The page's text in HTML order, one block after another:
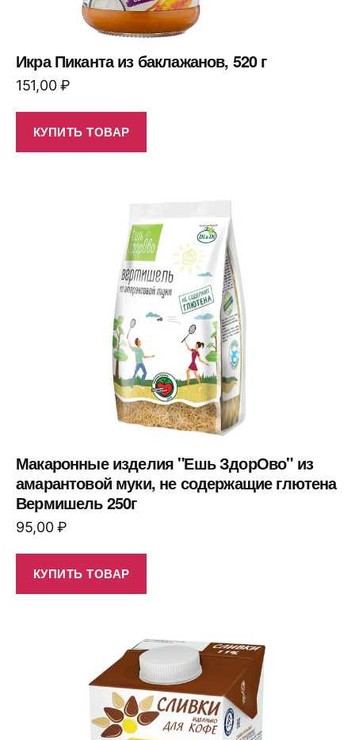
Икра Пиканта из баклажанов, 520 г
151,00₽
КУПИТЬ ТОВАР
Макаронные изделия "Ешь ЗдорОво" из
амарантовой муки, не содержащие глютена
Вермишель 250г
95,00₽
КУПИТЬ ТОВАР